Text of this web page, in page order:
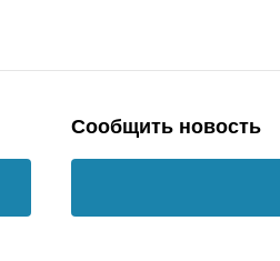
Сообщить новость